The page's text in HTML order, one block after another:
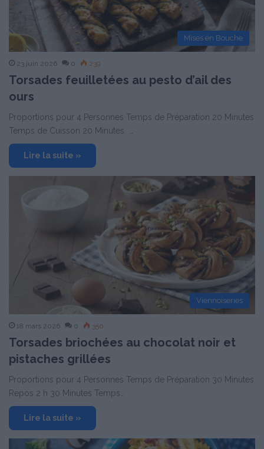
Mises en Bouche
23 juin 2026 0 239
Torsades feuilletées au pesto d’ail des
ours
Proportions pour 4 Personnes Temps de Préparation 20 Minutes
Temps de Cuisson 20 Minutes …
Lire la suite »
Viennoiseries
18 mars 2026 0 350
Torsades briochées au chocolat noir et
pistaches grillées
Proportions pour 4 Personnes Temps de Préparation 30 Minutes
Repos 2 h 30 Minutes Temps…
Lire la suite »